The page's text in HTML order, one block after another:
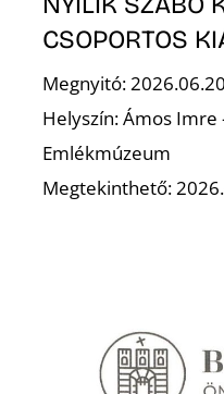
CSOPORTOS
Megnyitó:
Helyszín: Ámos Imre
Emlékmúzeum
Megtekinthető: